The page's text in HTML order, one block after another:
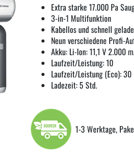
Extra starke 17.000 Pa
3-in-1 Multifunktion
Kabellos und schnell
Neun verschiedene Profi-
Akku: Li-Ion: 11,1 V 2.000
Laufzeit/Leistung: 10
Laufzeit/Leistung (Eco):
Ladezeit: 5 Std.
1-3 Werktage,